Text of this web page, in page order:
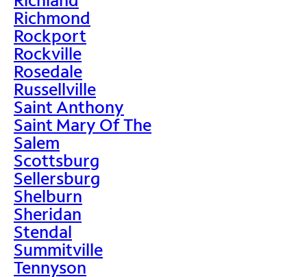
Richmond
Rockport
Rockville
Rosedale
Russellville
Saint Anthony
Saint Mary Of The
Salem
Scottsburg
Sellersburg
Shelburn
Sheridan
Stendal
Summitville
Tennyson